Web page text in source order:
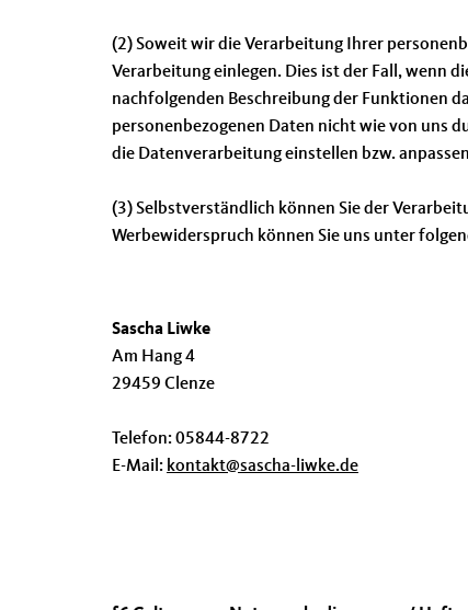
(2) Soweit wir die Verarbeitung Ihrer
Verarbeitung einlegen. Dies ist der Fall, wenn
nachfolgenden Beschreibung der Funktionen
personenbezogenen Daten nicht wie von uns
die Datenverarbeitung einstellen bzw.
(3) Selbstverständlich können Sie der
Werbewiderspruch können Sie uns unter
Sascha Liwke
Am Hang 4
29459 Clenze
Telefon: 05844-8722
E-Mail: kontakt@sascha-liwke.de